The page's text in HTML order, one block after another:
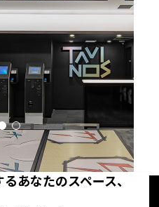
あなたのスペース、